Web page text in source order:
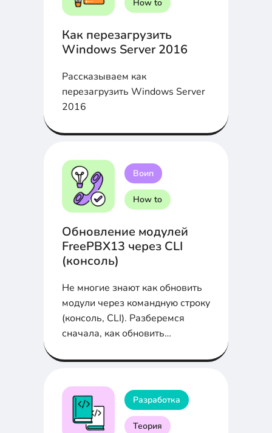
How to
Как перезагрузить
Windows Server 2016
Рассказываем как
перезагрузить Windows Server
2016
Воип
How to
Обновление модулей
FreePBX13 через CLI
(консоль)
Не многие знают как обновить
модули через командную строку
(консоль, CLI). Разберемся
сначала, как обновить
как обновить все модули
Разработка
Теория